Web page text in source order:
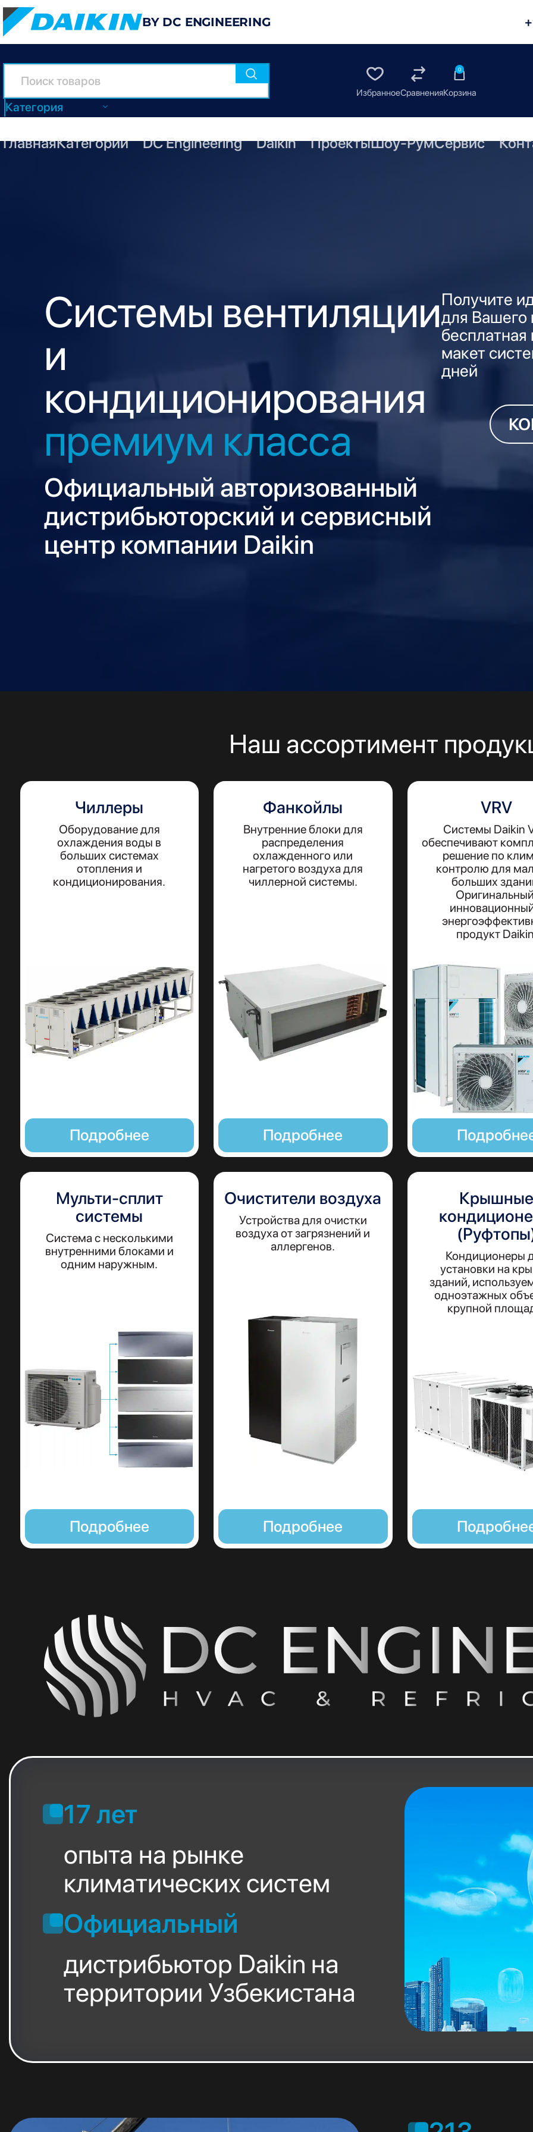
BY DC ENGINEERING
Категория
0
ГлавнаяКатегории DC Engineering Daikin ПроектыШоу-РумСервис
Системы вентиляции
и
кондиционирования
премиум класса
Официальный авторизованный
дистрибьюторский и сервисный
центр компании Daikin
Получите
для Вашего
бесплатная
макет
дней
Наш ассортимент
Чиллеры
Оборудование для
охлаждения воды в
больших системах
отопления и
кондиционирования.
Подробнее
Фанкойлы
Внутренние блоки для
распределения
охлажденного или
нагретого воздуха для
чиллерной системы.
Подробнее
VRV
Системы Daikin
обеспечивают
решение по
контролю для
больших
продукт
Мульти-сплит
системы
Система с несколькими
внутренними блоками и
одним наружным.
Подробнее
Очистители воздуха
Устройства для очистки
воздуха от загрязнений и
аллергенов.
Подробнее
Кондиционеры
установки на
зданий,
одноэтажных
крупной
17 лет
опыта на рынке
климатических систем
Официальный
дистрибьютор Daikin на
территории Узбекистана